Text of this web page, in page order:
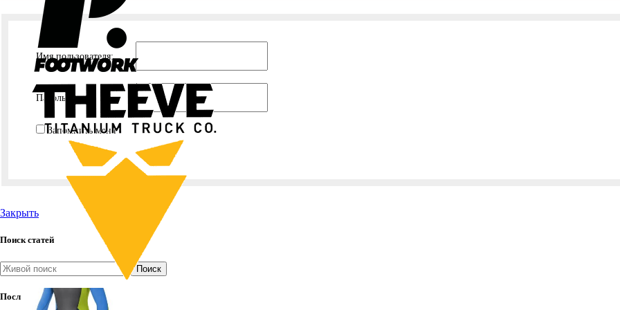
Имя пользователя:
Пароль:
Запомнить меня
Закрыть
Поиск статей
Поиск
Последние публикации